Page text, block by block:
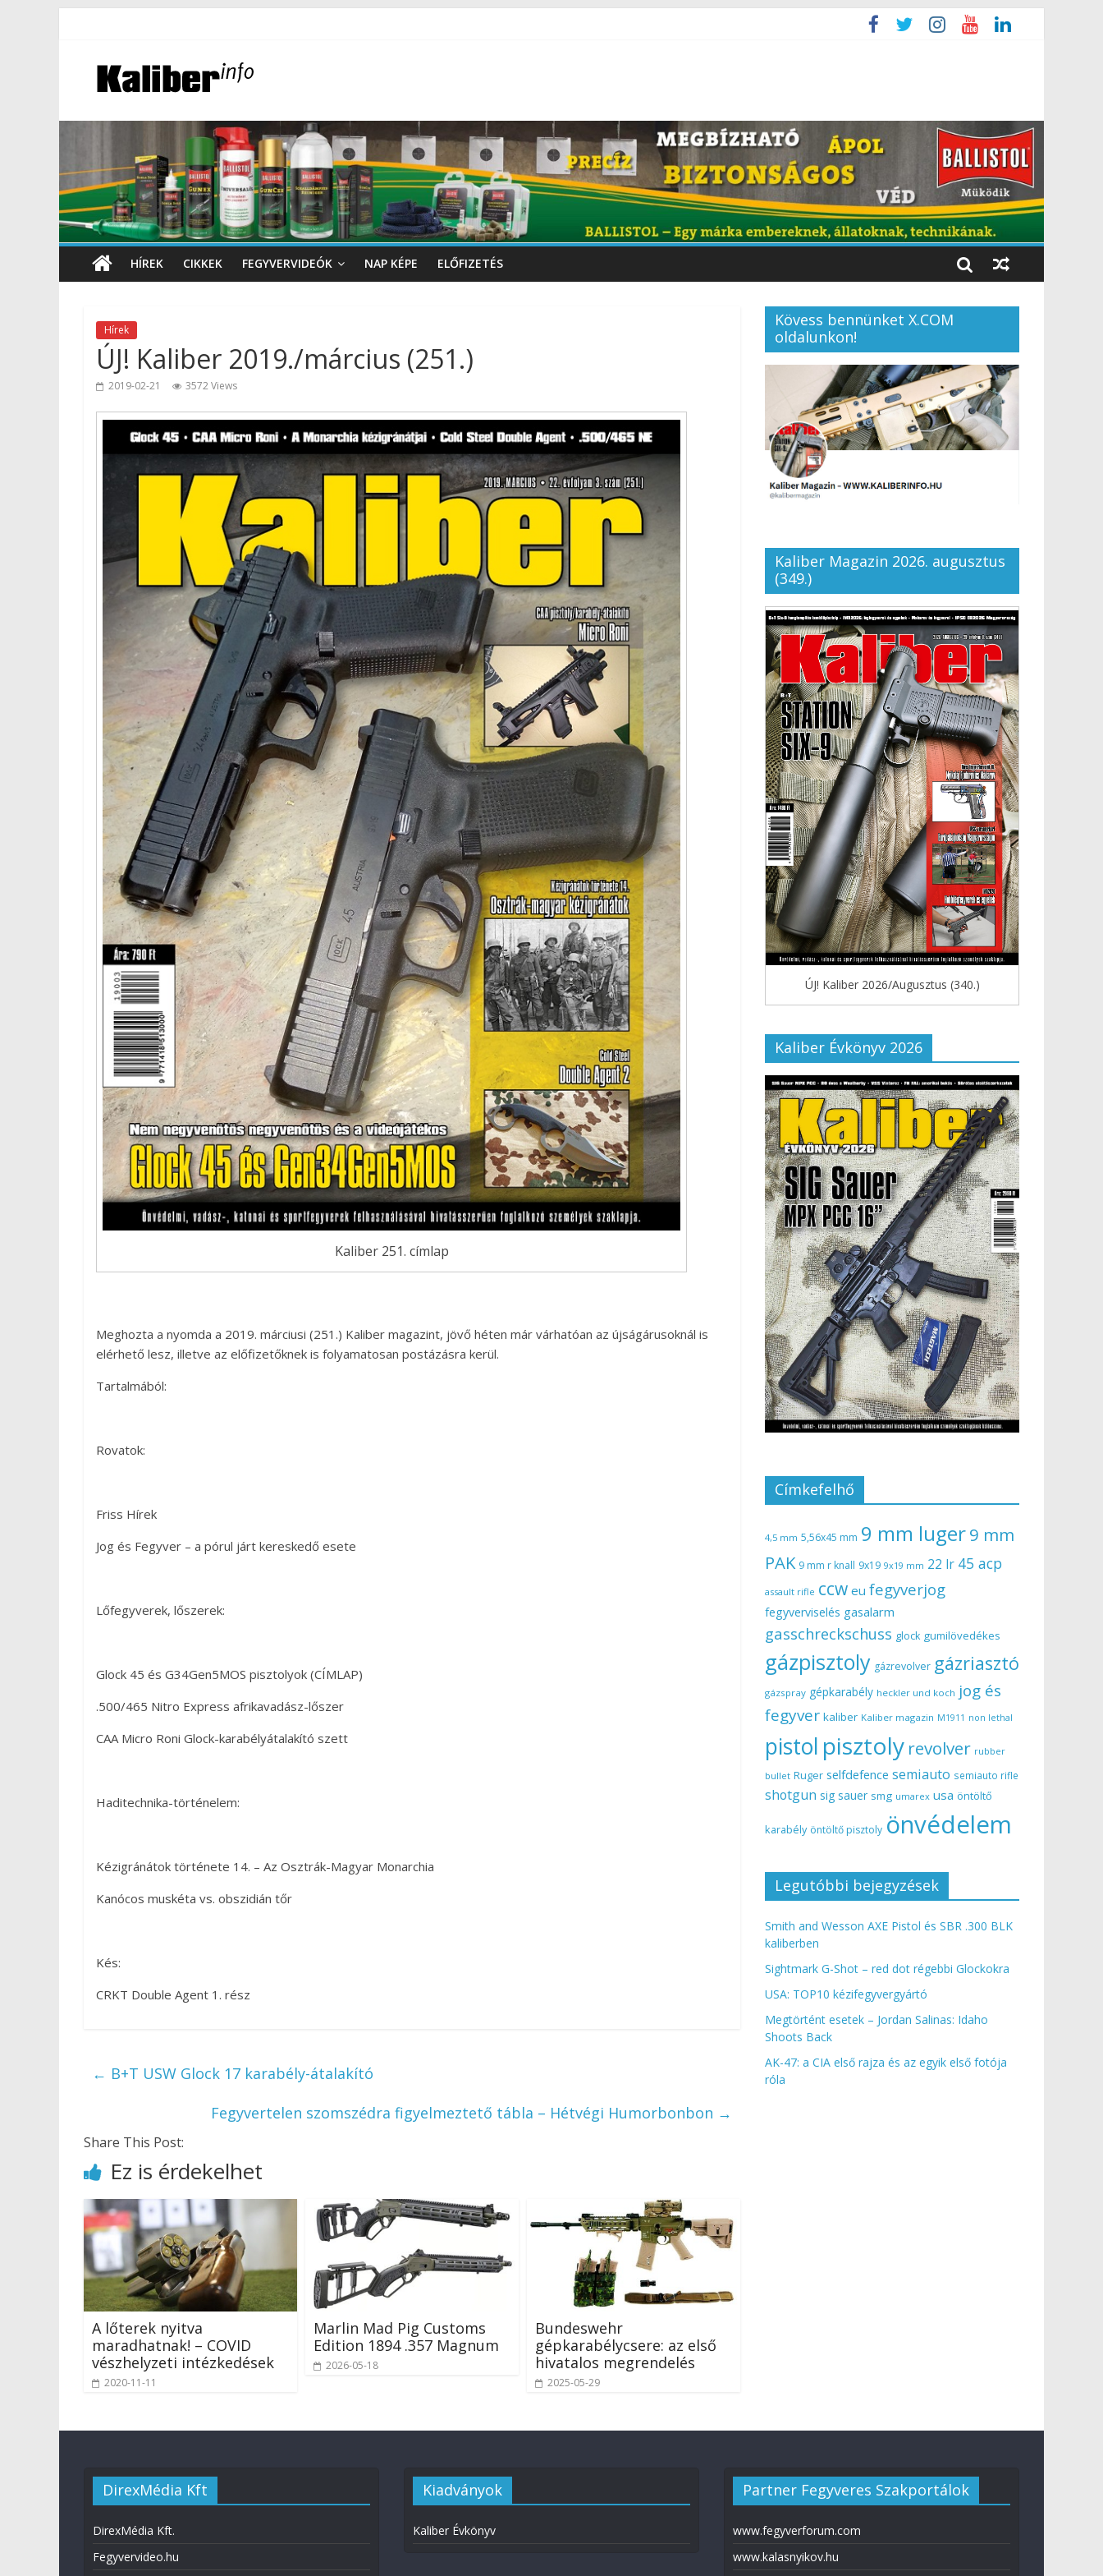
HÍREK CIKKEK FEGYVERVIDEÓK NAP KÉPE ELŐFIZETÉS
Hírek
ÚJ! Kaliber 2019./március (251.)
2019-02-21 3572 Views
Kaliber 251. címlap
Meghozta a nyomda a 2019. márciusi (251.) Kaliber magazint, jövő héten már várhatóan az újságárusoknál is
elérhető lesz, illetve az előfizetőknek is folyamatosan postázásra kerül.
Tartalmából:
Rovatok:
Friss Hírek
Jog és Fegyver – a pórul járt kereskedő esete
Lőfegyverek, lőszerek:
Glock 45 és G34Gen5MOS pisztolyok (CÍMLAP)
.500/465 Nitro Express afrikavadász-lőszer
CAA Micro Roni Glock-karabélyátalakító szett
Haditechnika-történelem:
Kézigránátok története 14. – Az Osztrák-Magyar Monarchia
Kanócos muskéta vs. obszidián tőr
Kés:
CRKT Double Agent 1. rész
← B+T USW Glock 17 karabély-átalakító
Fegyvertelen szomszédra figyelmeztető tábla – Hétvégi Humorbonbon →
Share This Post:
Ez is érdekelhet
A lőterek nyitva
maradhatnak! – COVID
vészhelyzeti intézkedések
2020-11-11
Marlin Mad Pig Customs
Edition 1894 .357 Magnum
2026-05-18
Bundeswehr
gépkarabélycsere: az első
hivatalos megrendelés
2025-05-29
Kövess bennünket X.COM
oldalunkon!
Kaliber Magazin 2026. augusztus
(349.)
ÚJ! Kaliber 2026/Augusztus (340.)
Kaliber Évkönyv 2026
Címkefelhő
4,5 mm 5,56x45 mm 9 mm luger9 mm
PAK 9 mm r knall 9x19 9x19 mm 22 lr 45 acp
assault rifle ccw eu fegyverjog
fegyverviselés gasalarm
gasschreckschuss glock gumilövedékes
gázpisztoly gázrevolver gázriasztó
gázspray gépkarabély heckler und koch jog és
fegyver kaliber Kaliber magazin M1911 non lethal
pistol pisztoly revolver rubber
bullet Ruger selfdefence semiauto semiauto rifle
shotgun sig sauer smg umarex usa öntöltő
karabély öntöltő pisztoly önvédelem
Legutóbbi bejegyzések
Smith and Wesson AXE Pistol és SBR .300 BLK
kaliberben
Sightmark G-Shot – red dot régebbi Glockokra
USA: TOP10 kézifegyvergyártó
Megtörtént esetek – Jordan Salinas: Idaho
Shoots Back
AK-47: a CIA első rajza és az egyik első fotója
róla
DirexMédia Kft
DirexMédia Kft.
Fegyvervideo.hu
Kiadványok
Kaliber Évkönyv
Partner Fegyveres Szakportálok
www.fegyverforum.com
www.kalasnyikov.hu